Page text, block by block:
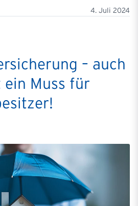
4. Juli 2024
– auch
Muss für